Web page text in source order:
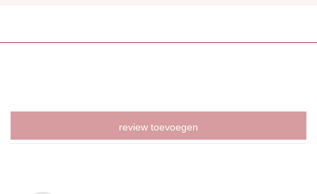
review toevoegen